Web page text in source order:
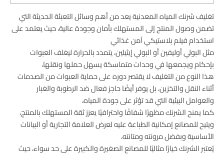
تغليف شرنك المياه المعدنية يعد من أهم وسائل التعبئة الحديثة التي
تضمن وصول المنتج إلى المستهلك بأمان وجودة عالية، حيث يعتمد على
استخدام فيلم بلاستيكي آمن غذائي
مثل البولي أوليفين أو البولي إيثيلين، يتمدد بالحرارة ليغلف العبوات
بإحكام ويجمعها في وحدات متماسكة يسهل حملها ونقلها،
هذا النوع من التغليف لا يقتصر دوره على حماية العبوات من الصدمات
أثناء النقل والتخزين، بل يوفر أيضًا حاجز فعال ضد الرطوبة والغبار
والعوامل البيئية التي قد تؤثر على جودة المياه،
كما يمنح الشرنك مظهرًا شفافًا واحترافيًا يعزز ثقة المستهلك بالمنتج،
ويتيح للمصانع إمكانية الطباعة عليه لعرض العلامة التجارية أو البيانات
الأساسية وبفضل مرونته ومتانته،
يُعتبر الشرنك خيارًا مثاليًا للمصانع الصغيرة والكبيرة على حد سواء، حيث